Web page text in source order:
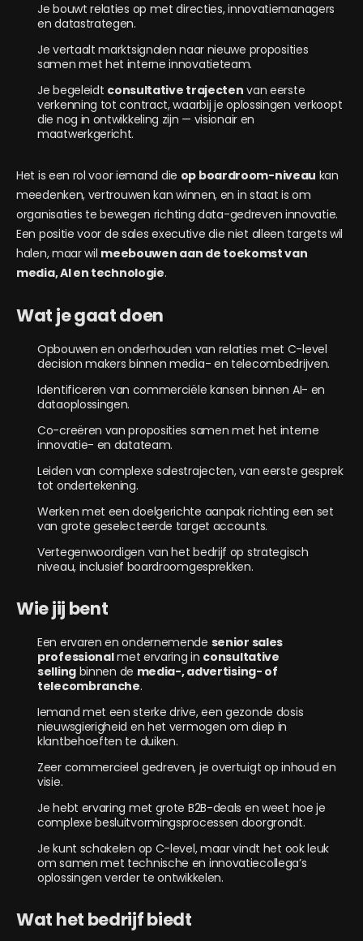
Je bouwt relaties op met directies, innovatiemanagers
en datastrategen.
Je vertaalt marktsignalen naar nieuwe proposities
samen met het interne innovatieteam.
Je begeleidt consultative trajecten van eerste
verkenning tot contract, waarbij je oplossingen verkoopt
die nog in ontwikkeling zijn — visionair en
maatwerkgericht.
Het is een rol voor iemand die op boardroom-niveau kan
meedenken, vertrouwen kan winnen, en in staat is om
organisaties te bewegen richting data-gedreven innovatie.
Een positie voor de sales executive die niet alleen targets wil
halen, maar wil meebouwen aan de toekomst van
media, AI en technologie.
Wat je gaat doen
Opbouwen en onderhouden van relaties met C-level
decision makers binnen media- en telecombedrijven.
Identificeren van commerciële kansen binnen AI- en
dataoplossingen.
Co-creëren van proposities samen met het interne
innovatie- en datateam.
Leiden van complexe salestrajecten, van eerste gesprek
tot ondertekening.
Werken met een doelgerichte aanpak richting een set
van grote geselecteerde target accounts.
Vertegenwoordigen van het bedrijf op strategisch
niveau, inclusief boardroomgesprekken.
Wie jij bent
Een ervaren en ondernemende senior sales
professionalmet ervaring in consultative
sellingbinnen de media-, advertising- of
telecombranche.
Iemand met een sterke drive, een gezonde dosis
nieuwsgierigheid en het vermogen om diep in
klantbehoeften te duiken.
Zeer commercieel gedreven, je overtuigt op inhoud en
visie.
Je hebt ervaring met grote B2B-deals en weet hoe je
complexe besluitvormingsprocessen doorgrondt.
Je kunt schakelen op C-level, maar vindt het ook leuk
om samen met technische en innovatiecollega’s
oplossingen verder te ontwikkelen.
Wat het bedrijf biedt